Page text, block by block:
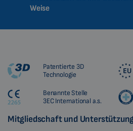
Weise
Patentierte 3D
Technologie
Benannte Stelle
3EC International a.s.
Mitgliedschaft und